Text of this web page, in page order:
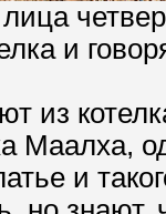
и
из
и